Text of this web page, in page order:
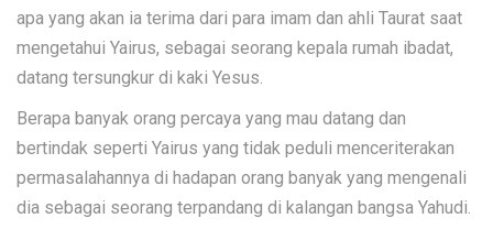
apa yang akan ia terima dari para imam dan ahli Taurat saat
mengetahui Yairus, sebagai seorang kepala rumah ibadat,
datang tersungkur di kaki Yesus.
Berapa banyak orang percaya yang mau datang dan
bertindak seperti Yairus yang tidak peduli menceriterakan
permasalahannya di hadapan orang banyak yang mengenali
dia sebagai seorang terpandang di kalangan bangsa Yahudi.